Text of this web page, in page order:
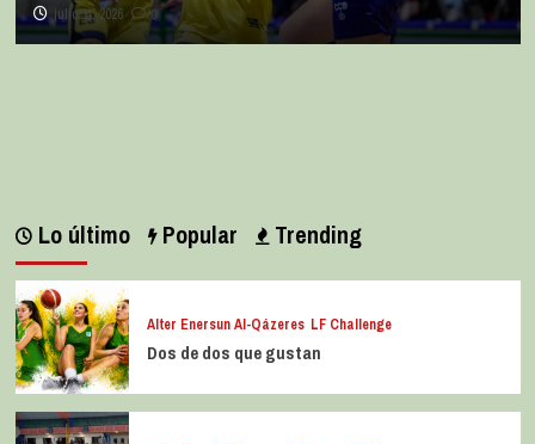
julio 11, 2026 0
Lo último Popular Trending
Alter Enersun Al-Qázeres LF Challenge
Dos de dos que gustan